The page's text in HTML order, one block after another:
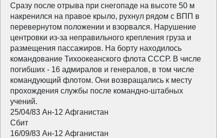
Сразу после отрыва при снегопаде на высоте 50 м
накренился на правое крыло, рухнул рядом с ВПП в
перевернутом положении и взорвался. Нарушение
центровки из-за неправильного крепления груза и
размещения пассажиров. На борту находилось
командование Тихоокеанского флота СССР. В числе
погибших - 16 адмиралов и генералов, в том числе
командующий флотом. Они возвращались к месту
прохождения службы после командно-штабных
учений.
25/04/83 Ан-12 Афганистан
Сбит
16/09/83 Ан-12 Афганистан